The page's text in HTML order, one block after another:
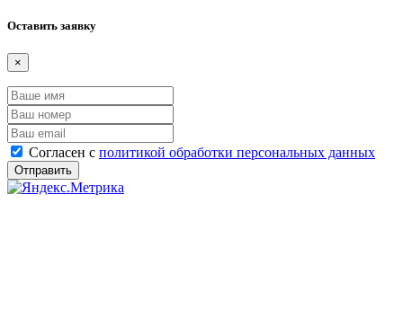
Оставить заявку
×
Согласен с политикой обработки персональных данных
Отправить